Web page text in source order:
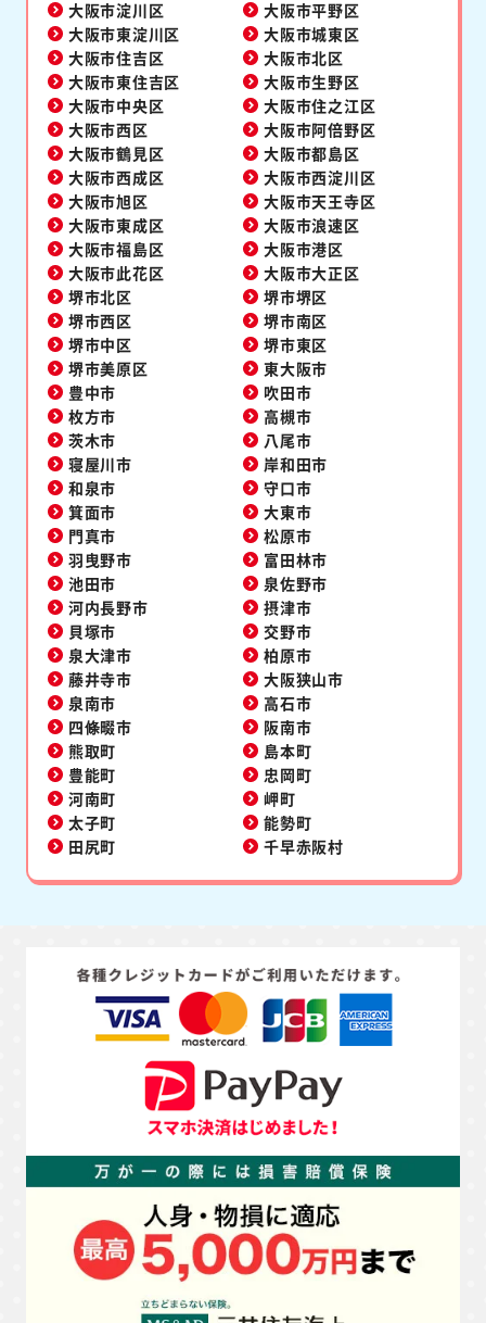
大阪市淀川区
大阪市平野区
大阪市東淀川区
大阪市城東区
大阪市住吉区
大阪市北区
大阪市東住吉区
大阪市生野区
大阪市中央区
大阪市住之江区
大阪市西区
大阪市阿倍野区
大阪市鶴見区
大阪市都島区
大阪市西成区
大阪市西淀川区
大阪市旭区
大阪市天王寺区
大阪市東成区
大阪市浪速区
大阪市福島区
大阪市港区
大阪市此花区
大阪市大正区
堺市北区
堺市堺区
堺市西区
堺市南区
堺市中区
堺市東区
堺市美原区
東大阪市
豊中市
吹田市
枚方市
高槻市
茨木市
八尾市
寝屋川市
岸和田市
和泉市
守口市
箕面市
大東市
門真市
松原市
羽曳野市
富田林市
池田市
泉佐野市
河内長野市
摂津市
貝塚市
交野市
泉大津市
柏原市
藤井寺市
大阪狭山市
泉南市
高石市
四條畷市
阪南市
熊取町
島本町
豊能町
忠岡町
河南町
岬町
太子町
能勢町
田尻町
千早赤阪村